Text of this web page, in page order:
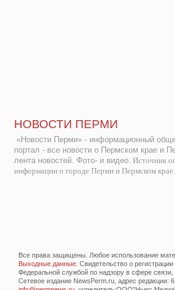
НОВОСТИ ПЕРМИ
«Новости Перми» - информационный
портал - все новости о Пермском крае и
лента новостей. Фото- и видео. Источник
информации о городе Перми и Пермском крае.
Все права защищены. Любое использование
Выходные данные: Свидетельство о
Федеральной службой по надзору в сфере
Сетевое издание NewsPerm.ru, адрес редакции: